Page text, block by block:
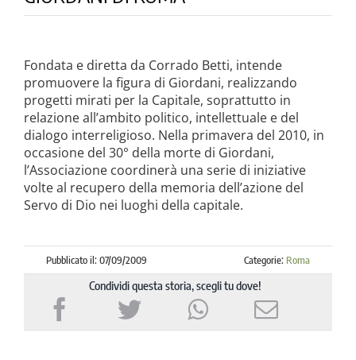
Fondata e diretta da Corrado Betti, intende
promuovere la figura di Giordani, realizzando
progetti mirati per la Capitale, soprattutto in
relazione all’ambito politico, intellettuale e del
dialogo interreligioso. Nella primavera del 2010, in
occasione del 30° della morte di Giordani,
l’Associazione coordinerà una serie di iniziative
volte al recupero della memoria dell’azione del
Servo di Dio nei luoghi della capitale.
Pubblicato il: 07/09/2009 Categorie: Roma
Condividi questa storia, scegli tu dove!